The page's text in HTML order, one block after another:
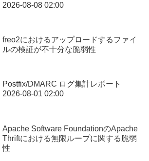
2026-08-08 02:00
freo2におけるアップロードするファイ
ルの検証が不十分な脆弱性
Postfix/DMARC ログ集計レポート
2026-08-01 02:00
Apache Software FoundationのApache
Thriftにおける無限ループに関する脆弱
性